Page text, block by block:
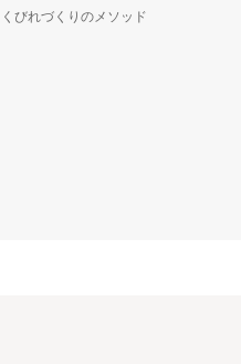
くびれづくりのメソッド